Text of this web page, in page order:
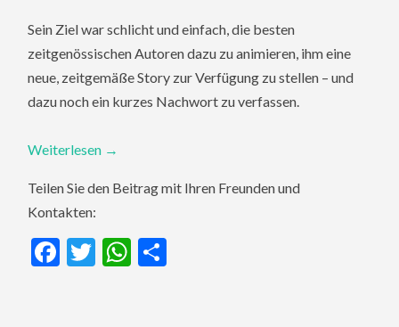
Sein Ziel war schlicht und einfach, die besten
zeitgenössischen Autoren dazu zu animieren, ihm eine
neue, zeitgemäße Story zur Verfügung zu stellen – und
dazu noch ein kurzes Nachwort zu verfassen.
Weiterlesen →
Teilen Sie den Beitrag mit Ihren Freunden und
Kontakten:
Facebook
TwitterWhatsApp